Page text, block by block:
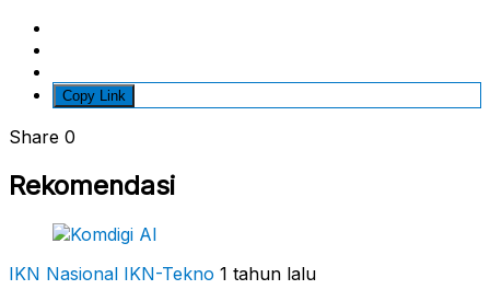
Copy Link
Share 0
Rekomendasi
IKN Nasional IKN-Tekno 1 tahun lalu